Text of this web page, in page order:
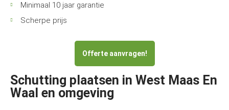
Minimaal 10 jaar garantie
Scherpe prijs
Offerte aanvragen!
Schutting plaatsen in West Maas En
Waal en omgeving